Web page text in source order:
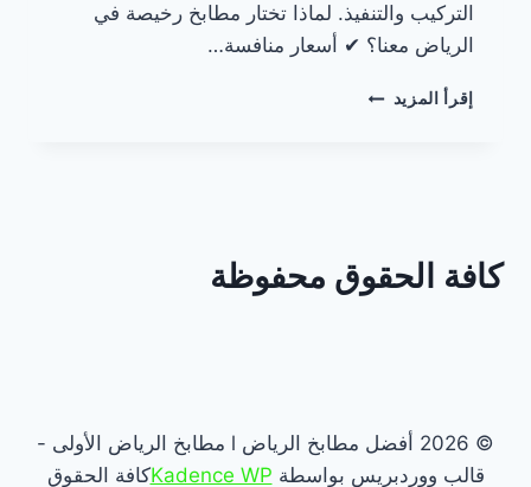
التركيب والتنفيذ. لماذا تختار مطابخ رخيصة في
الرياض معنا؟ ✔ أسعار منافسة…
إقرأ المزيد مطابخ
0557094290
كافة الحقوق محفوظة
© 2026 أفضل مطابخ الرياض l مطابخ الرياض الأولى -
قالب ووردبريس بواسطة Kadence WPكافة الحقوق